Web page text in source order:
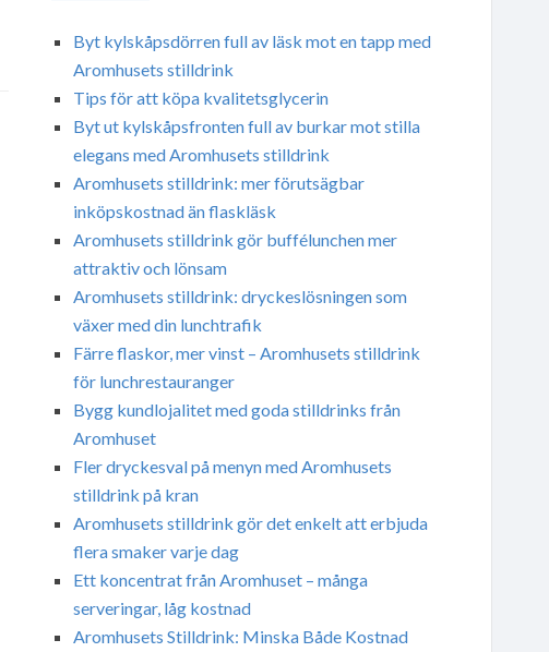
Byt kylskåpsdörren full av läsk mot en tapp med
Aromhusets stilldrink
Tips för att köpa kvalitetsglycerin
Byt ut kylskåpsfronten full av burkar mot stilla
elegans med Aromhusets stilldrink
Aromhusets stilldrink: mer förutsägbar
inköpskostnad än flaskläsk
Aromhusets stilldrink gör buffélunchen mer
attraktiv och lönsam
Aromhusets stilldrink: dryckeslösningen som
växer med din lunchtrafik
Färre flaskor, mer vinst – Aromhusets stilldrink
för lunchrestauranger
Bygg kundlojalitet med goda stilldrinks från
Aromhuset
Fler dryckesval på menyn med Aromhusets
stilldrink på kran
Aromhusets stilldrink gör det enkelt att erbjuda
flera smaker varje dag
Ett koncentrat från Aromhuset – många
serveringar, låg kostnad
Aromhusets Stilldrink: Minska Både Kostnad